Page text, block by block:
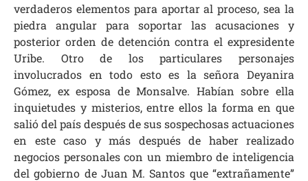
verdaderos elementos para aportar al proceso, sea la
piedra angular para soportar las acusaciones y
posterior orden de detención contra el expresidente
Uribe. Otro de los particulares personajes
involucrados en todo esto es la señora Deyanira
Gómez, ex esposa de Monsalve. Habían sobre ella
inquietudes y misterios, entre ellos la forma en que
salió del país después de sus sospechosas actuaciones
en este caso y más después de haber realizado
negocios personales con un miembro de inteligencia
del gobierno de Juan M. Santos que “extrañamente”